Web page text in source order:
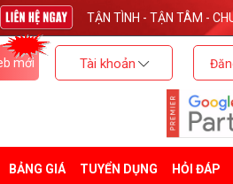
TẬN TÌNH - TẬN TÂM -
mới Tài khoản
BẢNG GIÁ TUYỂN DỤNG HỎI ĐÁP